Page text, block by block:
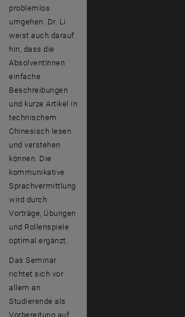
problemlos
umgehen. Dr. Li
weist auch darauf
hin, dass die
AbsolventInnen
einfache
Beschreibungen
und kurze Artikel in
technischem
Chinesisch lesen
und verstehen
können. Die
kommunikative
Sprachvermittlung
wird durch
Vorträge, Übungen
und Rollenspiele
optimal ergänzt.
Das Seminar
richtet sich vor
allem an
Studierende als
Vorbereitung auf